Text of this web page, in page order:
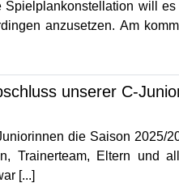
will
anzusetzen. Am
unserer C-
die Saison 2025/
Trainerteam, Eltern und
[...]